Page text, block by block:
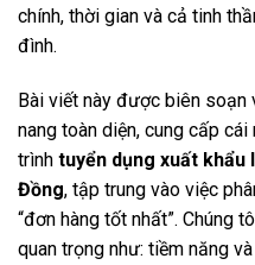
chính, thời gian và cả tinh
đình.
Bài viết này được biên
nang toàn diện, cung cấp
trình tuyển dụng xuất khẩu
Đồng, tập trung vào việc
“đơn hàng tốt nhất”. Chúng
quan trọng như: tiềm năng